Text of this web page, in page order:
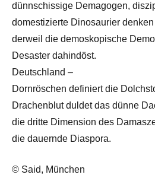
dünnschissige Demagogen,
domestizierte Dinosaurier
derweil die demoskopische
Desaster dahindöst.
Deutschland –
Dornröschen definiert die
Drachenblut duldet das dünne
die dritte Dimension des
die dauernde Diaspora.
© Said, München